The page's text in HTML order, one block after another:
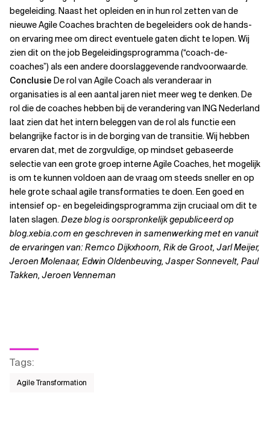
begeleiding. Naast het opleiden en in hun rol zetten van de
nieuwe Agile Coaches brachten de begeleiders ook de hands-
on ervaring mee om direct eventuele gaten dicht te lopen. Wij
zien dit on the job Begeleidingsprogramma (“coach-de-
coaches”) als een andere doorslaggevende randvoorwaarde.
Conclusie De rol van Agile Coach als veranderaar in
organisaties is al een aantal jaren niet meer weg te denken. De
rol die de coaches hebben bij de verandering van ING Nederland
laat zien dat het intern beleggen van de rol als functie een
belangrijke factor is in de borging van de transitie. Wij hebben
ervaren dat, met de zorgvuldige, op mindset gebaseerde
selectie van een grote groep interne Agile Coaches, het mogelijk
is om te kunnen voldoen aan de vraag om steeds sneller en op
hele grote schaal agile transformaties te doen. Een goed en
intensief op- en begeleidingsprogramma zijn cruciaal om dit te
laten slagen. Deze blog is oorspronkelijk gepubliceerd op
blog.xebia.com en geschreven in samenwerking met en vanuit
de ervaringen van: Remco Dijkxhoorn, Rik de Groot, Jarl Meijer,
Jeroen Molenaar, Edwin Oldenbeuving, Jasper Sonnevelt, Paul
Takken, Jeroen Venneman
Tags:
Agile Transformation